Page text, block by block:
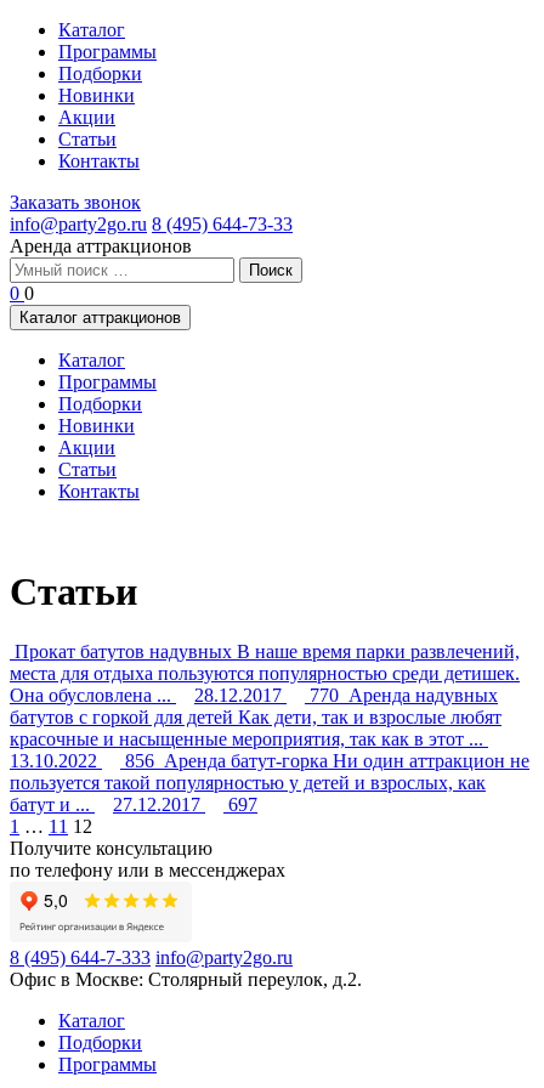
Каталог
Программы
Подборки
Новинки
Акции
Статьи
Контакты
Заказать звонок
info@party2go.ru 8 (495) 644-73-33
Аренда аттракционов
Найти:
0 0
Каталог аттракционов
Каталог
Программы
Подборки
Новинки
Акции
Статьи
Контакты
Статьи
Прокат батутов надувных В наше время парки развлечений,
места для отдыха пользуются популярностью среди детишек.
Она обусловлена ...
28.12.2017 770 Аренда надувных
батутов с горкой для детей Как дети, так и взрослые любят
красочные и насыщенные мероприятия, так как в этот ...
13.10.2022
856 Аренда батут-горка Ни один аттракцион не
пользуется такой популярностью у детей и взрослых, как
батут и ...
27.12.2017
697
1 … 11 12
Получите консультацию
по телефону или в мессенджерах
8 (495) 644-7-333 info@party2go.ru
Офис в Москве: Столярный переулок, д.2.
Каталог
Подборки
Программы